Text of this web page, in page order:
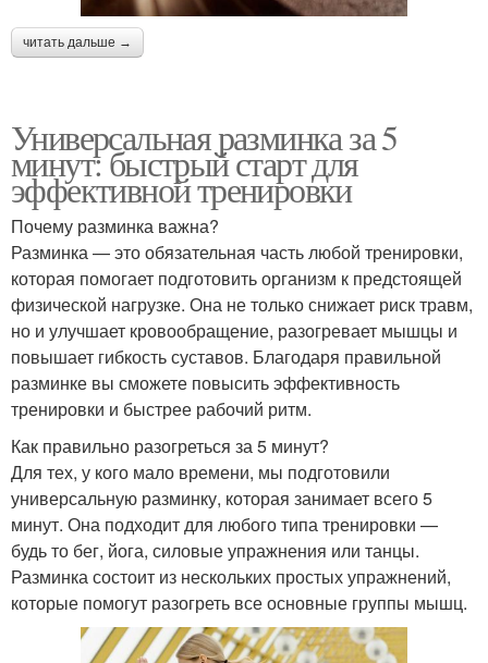
читать дальше →
Универсальная разминка за 5
минут: быстрый старт для
эффективной тренировки
Почему разминка важна?
Разминка — это обязательная часть любой тренировки,
которая помогает подготовить организм к предстоящей
физической нагрузке. Она не только снижает риск травм,
но и улучшает кровообращение, разогревает мышцы и
повышает гибкость суставов. Благодаря правильной
разминке вы сможете повысить эффективность
тренировки и быстрее рабочий ритм.
Как правильно разогреться за 5 минут?
Для тех, у кого мало времени, мы подготовили
универсальную разминку, которая занимает всего 5
минут. Она подходит для любого типа тренировки —
будь то бег, йога, силовые упражнения или танцы.
Разминка состоит из нескольких простых упражнений,
которые помогут разогреть все основные группы мышц.